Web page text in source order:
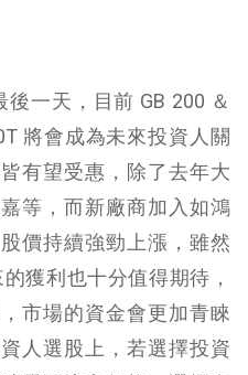
後一天，目前 GB 200 ＆
將會成為未來投資人關
有望受惠，除了去年大
等，而新廠商加入如鴻
價持續強勁上漲，雖然
獲利也十分值得期待，
市場的資金會更加青睞
人選股上，若選擇投資